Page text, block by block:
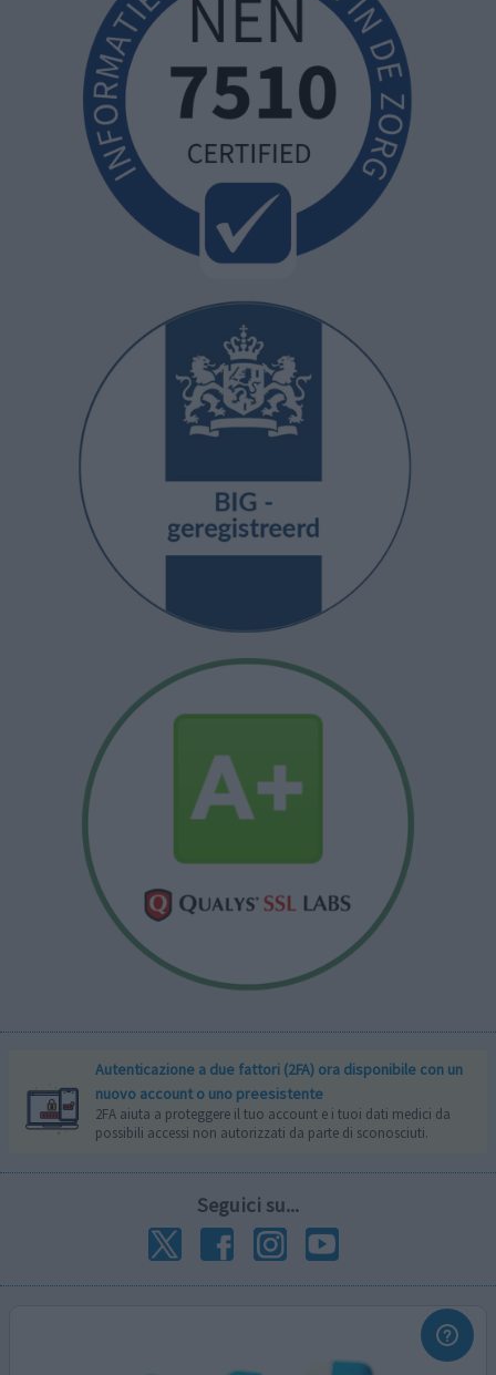
Autenticazione a due fattori (2FA) ora disponibile con un
nuovo account o uno preesistente
2FA aiuta a proteggere il tuo account e i tuoi dati medici da
possibili accessi non autorizzati da parte di sconosciuti.
Seguici su...